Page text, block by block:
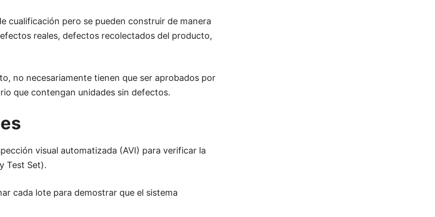
cualificación pero se pueden construir de manera
reales, defectos recolectados del producto,
no necesariamente tienen que ser aprobados por
que contengan unidades sin defectos.
visual automatizada (AVI) para verificar la
Test Set).
cada lote para demostrar que el sistema